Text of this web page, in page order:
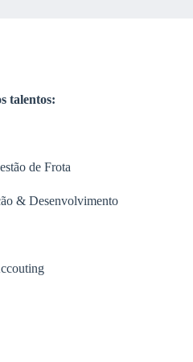
talentos:
de Frota
& Desenvolvimento